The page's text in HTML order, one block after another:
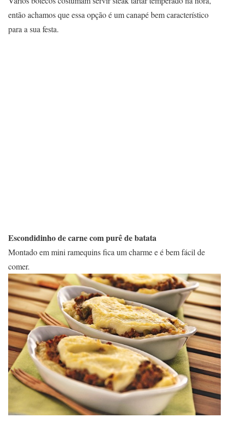
então achamos que essa opção é um canapé bem característico
para a sua festa.
Escondidinho de carne com purê de batata
Montado em mini ramequins fica um charme e é bem fácil de
comer.